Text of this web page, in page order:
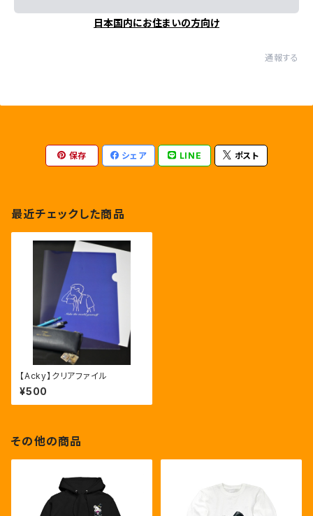
日本国内にお住まいの方向け
通報する
保存 シェア LINE ポスト
最近チェックした商品
【Acky】クリアファイル
¥500
その他の商品